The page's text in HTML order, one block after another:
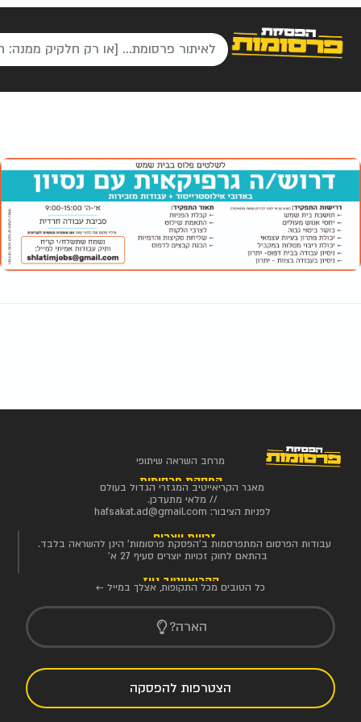
מרחב השראה שיתופי
הפסקת פרסומות
מאגר הקריאייטיב המגזרי הגדול בעולם
// מלאי מתעדכן.
לפניות הציבור: hafsakat.ad@gmail.com
זכויות יוצרים
עבודות הפרסום המתפרסמות ב'הפסקת פרסומות' הינן להשראה בלבד.
בהתאם לחוק זכויות יוצרים סעיף 27 א'
הקריאייטיב ניוז
כל הטובים מכל התקופות, אצלך במייל ←
הארה?
הצטרפות להפסקה